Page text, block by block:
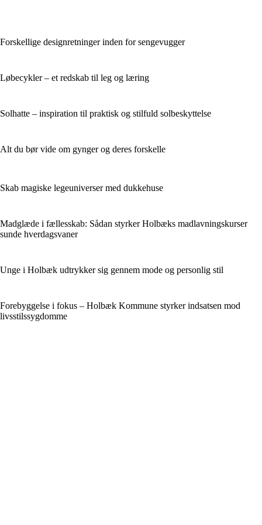
Forskellige designretninger inden for sengevugger
Løbecykler – et redskab til leg og læring
Solhatte – inspiration til praktisk og stilfuld solbeskyttelse
Alt du bør vide om gynger og deres forskelle
Skab magiske legeuniverser med dukkehuse
Madglæde i fællesskab: Sådan styrker Holbæks madlavningskurser
sunde hverdagsvaner
Unge i Holbæk udtrykker sig gennem mode og personlig stil
Forebyggelse i fokus – Holbæk Kommune styrker indsatsen mod
livsstilssygdomme